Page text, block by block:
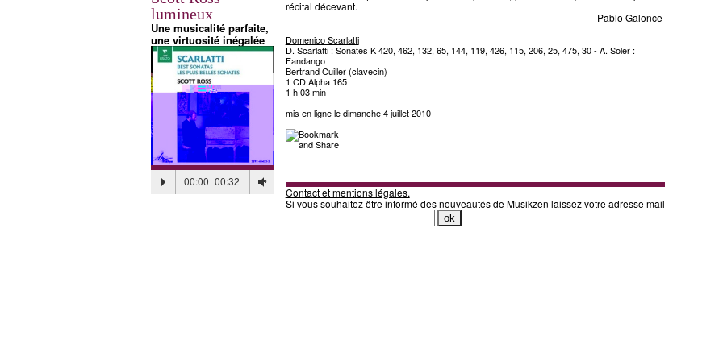
lumineux
Une musicalité parfaite,
une virtuosité inégalée
00:00 00:32
récital décevant.
Pablo Galonce
Domenico Scarlatti
D. Scarlatti : Sonates K 420, 462, 132, 65, 144, 119, 426, 115, 206, 25, 475, 30 - A. Soler :
Fandango
Bertrand Cuiller (clavecin)
1 CD Alpha 165
1 h 03 min
mis en ligne le dimanche 4 juillet 2010
Contact et mentions légales.
Si vous souhaitez être informé des nouveautés de Musikzen laissez votre adresse mail